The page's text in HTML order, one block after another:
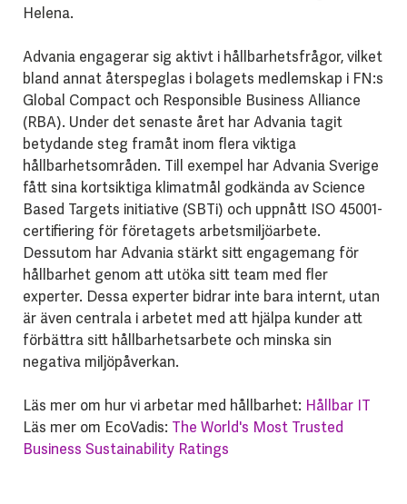
Helena.
Advania engagerar sig aktivt i hållbarhetsfrågor, vilket
bland annat återspeglas i bolagets medlemskap i FN:s
Global Compact och Responsible Business Alliance
(RBA). Under det senaste året har Advania tagit
betydande steg framåt inom flera viktiga
hållbarhetsområden. Till exempel har Advania Sverige
fått sina kortsiktiga klimatmål godkända av Science
Based Targets initiative (SBTi) och uppnått ISO 45001-
certifiering för företagets arbetsmiljöarbete.
Dessutom har Advania stärkt sitt engagemang för
hållbarhet genom att utöka sitt team med fler
experter. Dessa experter bidrar inte bara internt, utan
är även centrala i arbetet med att hjälpa kunder att
förbättra sitt hållbarhetsarbete och minska sin
negativa miljöpåverkan.
Läs mer om hur vi arbetar med hållbarhet: Hållbar IT
Läs mer om EcoVadis: The World's Most Trusted
Business Sustainability Ratings